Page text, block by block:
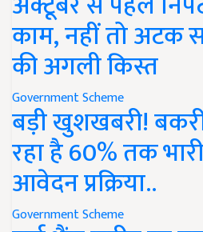
काम, नहीं तो अटक
की अगली किस्त
Government Scheme
बड़ी खुशखबरी!
रहा है 60% तक
आवेदन प्रक्रिया..
Government Scheme